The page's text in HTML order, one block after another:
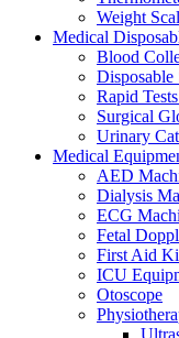
Weight
Medical
Blood
Disposable
Rapid
Surgical
Urinary
Medical
AED
Dialysis
ECG
Fetal
First Aid
ICU
Otoscope